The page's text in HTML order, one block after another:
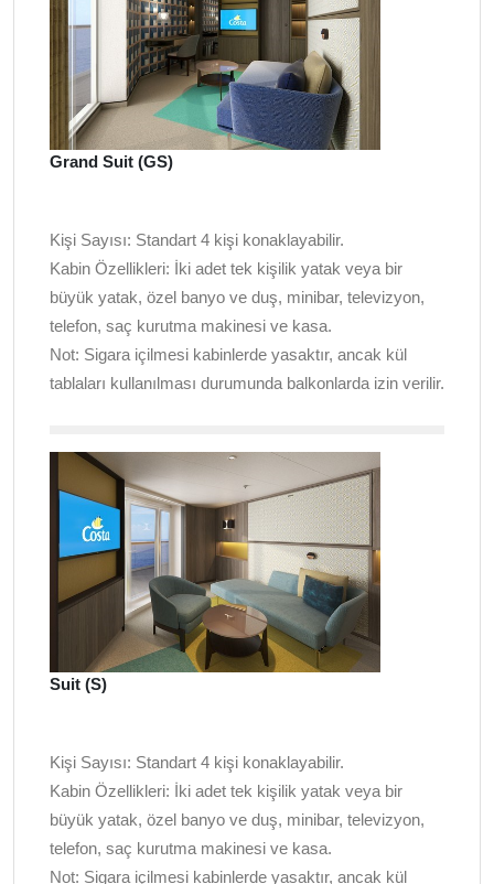
Grand Suit (GS)
Kişi Sayısı: Standart 4 kişi konaklayabilir.
Kabin Özellikleri: İki adet tek kişilik yatak veya bir
büyük yatak, özel banyo ve duş, minibar, televizyon,
telefon, saç kurutma makinesi ve kasa.
Not: Sigara içilmesi kabinlerde yasaktır, ancak kül
tablaları kullanılması durumunda balkonlarda izin verilir.
Suit (S)
Kişi Sayısı: Standart 4 kişi konaklayabilir.
Kabin Özellikleri: İki adet tek kişilik yatak veya bir
büyük yatak, özel banyo ve duş, minibar, televizyon,
telefon, saç kurutma makinesi ve kasa.
Not: Sigara içilmesi kabinlerde yasaktır, ancak kül